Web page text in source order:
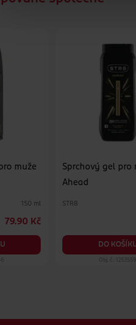
muže
150 ml
79.90 Kč
Sprchový gel pro
Ahead
STR8
DO
Obj. č.: 1253559